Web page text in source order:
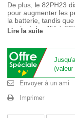
De plus, le 82PH23
pour augmenter les
la batterie, tandis
pivotent de -45° à
des tondeuses à
des coupeuses
applications
Livré avec batterie et
Lire la suite
(valeur
Envoyer à un ami
Imprimer